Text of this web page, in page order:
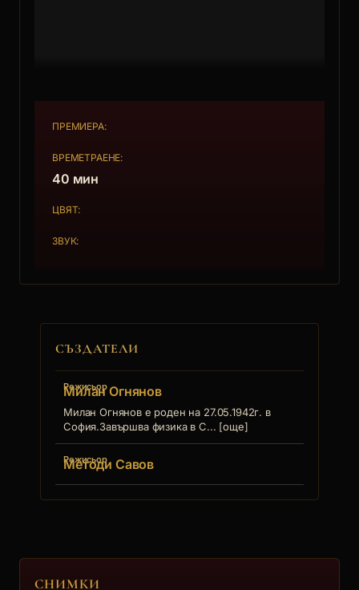
ПРЕМИЕРА:
ВРЕМЕТРАЕНЕ:
40 мин
ЦВЯТ:
ЗВУК:
СЪЗДАТЕЛИ
Режисьор
Милан Огнянов
Милан Огнянов е роден на 27.05.1942г. в
София.Завършва физика в С... [още]
Режисьор
Методи Савов
СНИМКИ